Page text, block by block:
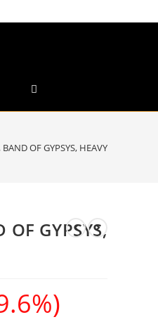
Alternar
La
BAND OF GYPSYS, HEAVY
GYPSYS,